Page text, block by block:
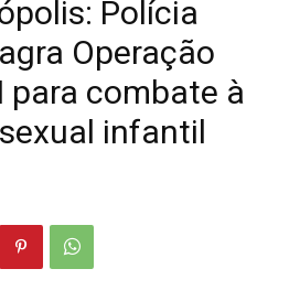
Polícia
Operação
para combate à
infantil